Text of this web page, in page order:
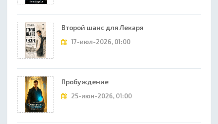
Второй шанс для Лекаря
17-июл-2026, 01:00
Пробуждение
25-июн-2026, 01:00